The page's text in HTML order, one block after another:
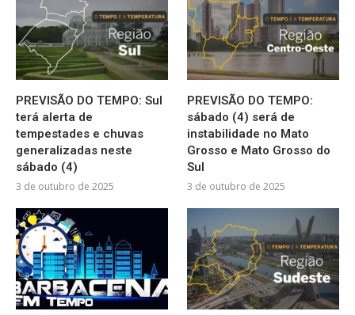
PREVISÃO DO TEMPO: Sul
terá alerta de
tempestades e chuvas
generalizadas neste
sábado (4)
3 de outubro de 2025
PREVISÃO DO TEMPO:
sábado (4) será de
instabilidade no Mato
Grosso e Mato Grosso do
Sul
3 de outubro de 2025